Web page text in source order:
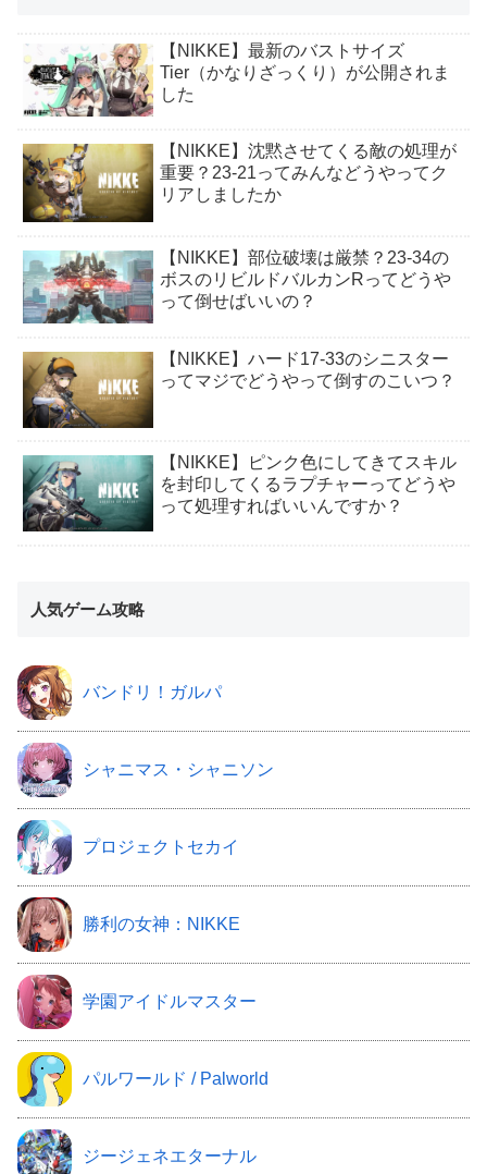
【NIKKE】最新のバストサイズ
Tier（かなりざっくり）が公開されま
した
【NIKKE】沈黙させてくる敵の処理が
重要？23-21ってみんなどうやってク
リアしましたか
【NIKKE】部位破壊は厳禁？23-34の
ボスのリビルドバルカンRってどうや
って倒せばいいの？
【NIKKE】ハード17-33のシニスター
ってマジでどうやって倒すのこいつ？
【NIKKE】ピンク色にしてきてスキル
を封印してくるラプチャーってどうや
って処理すればいいんですか？
人気ゲーム攻略
バンドリ！ガルパ
シャニマス・シャニソン
プロジェクトセカイ
勝利の女神：NIKKE
学園アイドルマスター
パルワールド / Palworld
ジージェネエターナル